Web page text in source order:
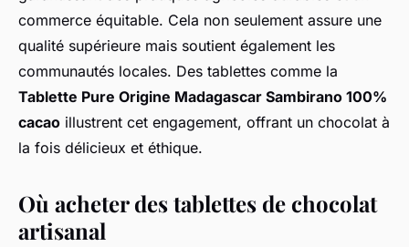
commerce équitable. Cela non seulement assure une
qualité supérieure mais soutient également les
communautés locales. Des tablettes comme la
Tablette Pure Origine Madagascar Sambirano 100%
cacao illustrent cet engagement, offrant un chocolat à
la fois délicieux et éthique.
Où acheter des tablettes de chocolat
artisanal